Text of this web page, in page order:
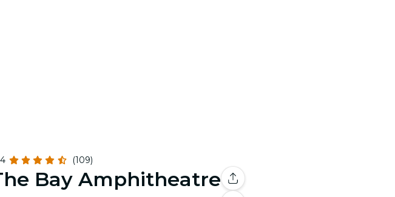
(109)
Bay Amphitheatre